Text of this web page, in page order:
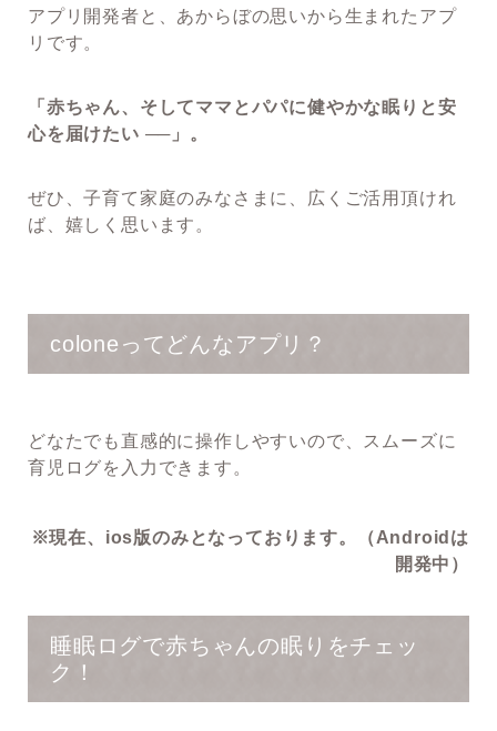
アプリ開発者と、あからぼの思いから生まれたアプ
リです。
「赤ちゃん、そしてママとパパに健やかな眠りと安
心を届けたい ──」。
ぜひ、子育て家庭のみなさまに、広くご活用頂けれ
ば、嬉しく思います。
coloneってどんなアプリ？
どなたでも直感的に操作しやすいので、スムーズに
育児ログを入力できます。
※現在、ios版のみとなっております。（Androidは
開発中）
睡眠ログで赤ちゃんの眠りをチェッ
ク！